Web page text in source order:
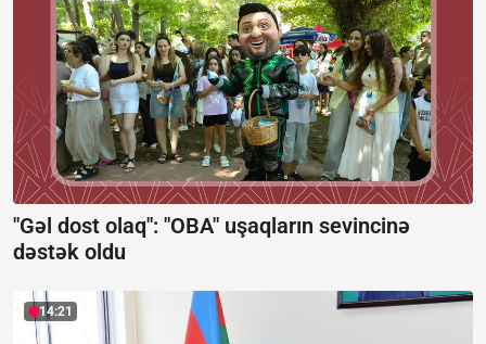
"Gəl dost olaq": "OBA" uşaqların sevincinə
dəstək oldu
14:21